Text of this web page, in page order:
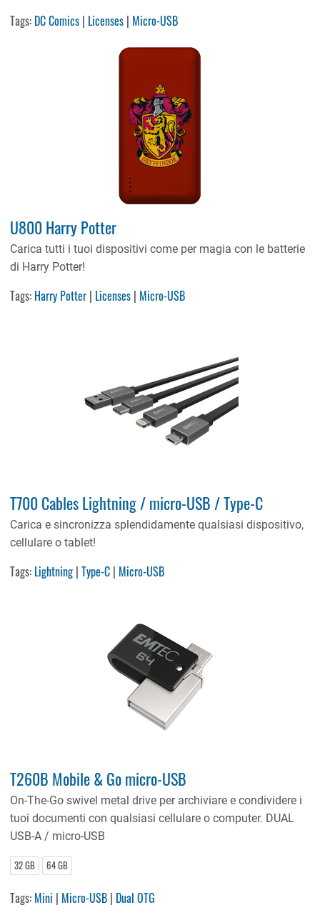
Tags: DC Comics | Licenses | Micro-USB
U800 Harry Potter
Carica tutti i tuoi dispositivi come per magia con le batterie
di Harry Potter!
Tags: Harry Potter | Licenses | Micro-USB
T700 Cables Lightning / micro-USB / Type-C
Carica e sincronizza splendidamente qualsiasi dispositivo,
cellulare o tablet!
Tags: Lightning |Type-C | Micro-USB
T260B Mobile & Go micro-USB
On-The-Go swivel metal drive per archiviare e condividere i
tuoi documenti con qualsiasi cellulare o computer. DUAL
USB-A / micro-USB
32 GB 64 GB
Tags: Mini | Micro-USB | Dual OTG